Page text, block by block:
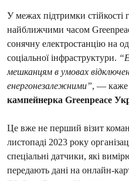
У межах підтримки стійкості
найближчими часом
сонячну електростанцію на
соціальної інфраструктури.
мешканцям в умовах
енергонезалежними”, — каже
кампейнерка Greenpeace
Це вже не перший візит
листопаді 2023 року
спеціальні датчики, які
передають дані на онлайн-